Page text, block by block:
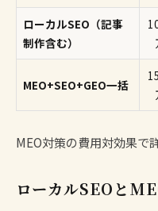
ローカルSEO（記事
制作含む）
MEO+SEO+GEO一括
MEO対策の費用対効果で
ローカルSEOと